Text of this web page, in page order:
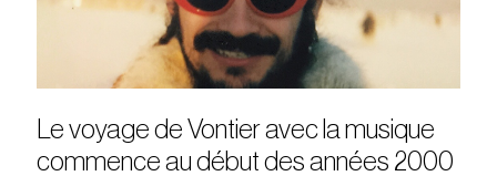
le sucre max
partenariats
privatisations
Le voyage de Vontier avec la musique
commence au début des années 2000